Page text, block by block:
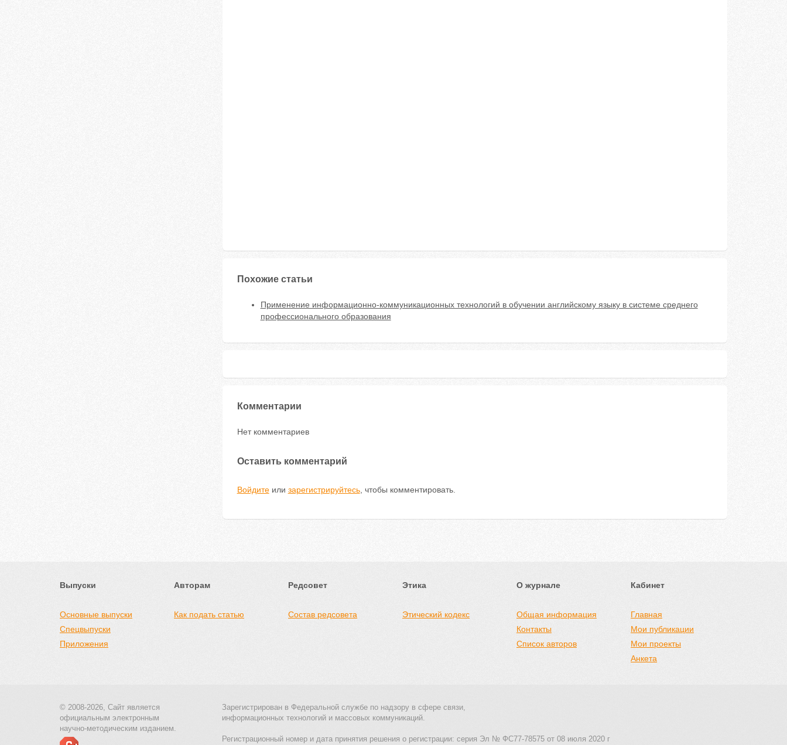
Похожие статьи
Применение информационно-коммуникационных технологий в обучении английскому языку в системе среднего
профессионального образования
Комментарии
Нет комментариев
Оставить комментарий
Войдитеили зарегистрируйтесь, чтобы комментировать.
Выпуски
Основные выпуски
Спецвыпуски
Приложения
Авторам
Как подать статью
Редсовет
Состав редсовета
Этика
Этический кодекс
О журнале
Общая информация
Контакты
Список авторов
Кабинет
Главная
Мои публикации
Мои проекты
Анкета
© 2008-2026, Сайт является
официальным электронным
научно-методическим изданием.
Зарегистрирован в Федеральной службе по надзору в сфере связи,
информационных технологий и массовых коммуникаций.
Регистрационный номер и дата принятия решения о регистрации: серия Эл № ФС77-78575 от 08 июля 2020 г